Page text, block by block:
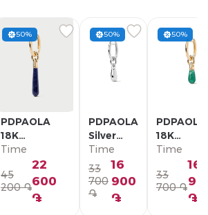
50%
PDPAOLA
18K
Позолоченная
Серебряная
Моно-серьга/
PG01-336-U
Time
45
200 ֏
22
600
֏
50%
PDPAOLA
Silver
Single
Earring/
PG02-
092-U
Time
33
700
֏
16
900
֏
50%
PDPAOLA
18K
Моно-
PG01-
Time
33
700 ֏
16
֏